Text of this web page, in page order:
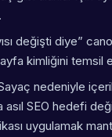
değişti diye”
kimliğini temsil
nedeniyle
SEO hedefi
uygulamak